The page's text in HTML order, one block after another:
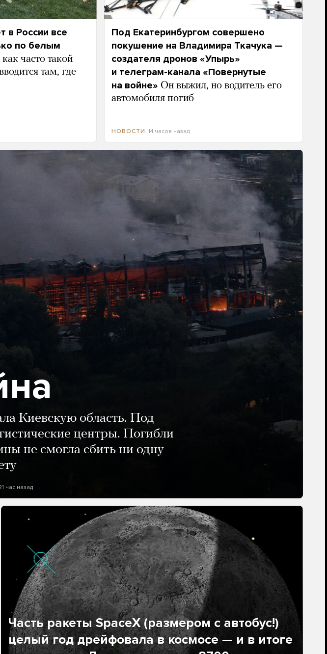
в России все
по белым
часто такой
там, где
Под Екатеринбургом совершено
покушение на Владимира Ткачука —
создателя дронов «Упырь»
и телеграм-канала «Повернутые
на войне» Он выжил, но водитель его
автомобиля погиб
НОВОСТИ 14 часов назад
Киевскую область. Под
центры. Погибли
не смогла сбить ни одну
час назад
Часть ракеты SpaceX (размером с автобус!)
целый год дрейфовала в космосе — и в итоге